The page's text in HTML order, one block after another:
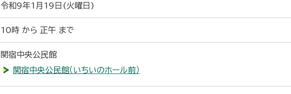
令和9年1月19日(火曜日)
10時 から 正午 まで
関宿中央公民館
関宿中央公民館（いちいのホール前）